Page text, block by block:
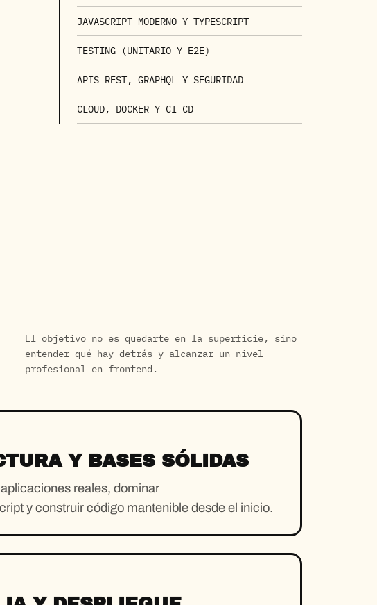
JAVASCRIPT MODERNO Y TYPESCRIPT
TESTING (UNITARIO Y E2E)
APIS REST, GRAPHQL Y SEGURIDAD
CLOUD, DOCKER Y CI CD
El objetivo no es quedarte en la superficie, sino
entender qué hay detrás y alcanzar un nivel
profesional en frontend.
Y BASES SÓLIDAS
reales, dominar
y construir código mantenible desde el inicio.